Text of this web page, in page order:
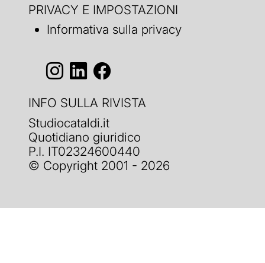
PRIVACY E IMPOSTAZIONI
Informativa sulla privacy
INFO SULLA RIVISTA
Studiocataldi.it
Quotidiano giuridico
P.I. IT02324600440
© Copyright 2001 - 2026